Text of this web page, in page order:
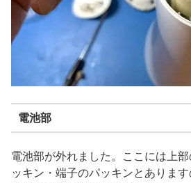
電池部
電池部が外れました。ここには上
ッキン・端子のパッキンとありま